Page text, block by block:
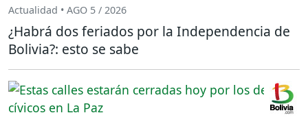
Actualidad • AGO 5 / 2026
¿Habrá dos feriados por la Independencia de
Bolivia?: esto se sabe